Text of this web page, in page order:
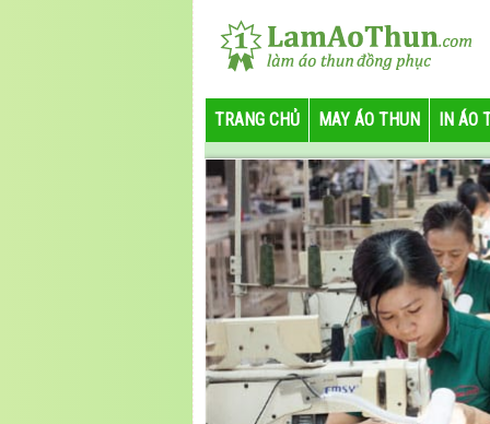
TRANG CHỦ MAY ÁO THUN IN ÁO